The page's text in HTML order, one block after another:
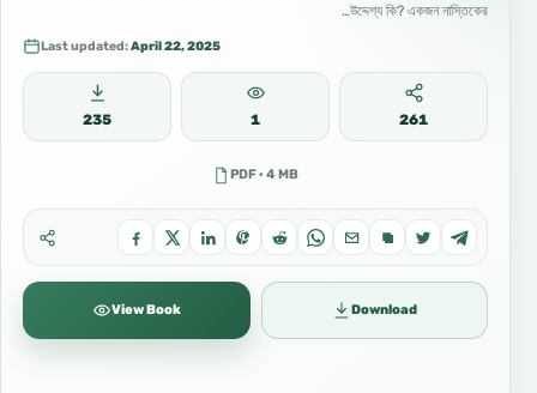
উদ্দেশ্য কি? একজন নাস্তিকের…
Last updated:April 22, 2025
235 1 261
PDF · 4 MB
View Book Download